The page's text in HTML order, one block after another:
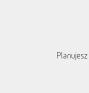
Planujesz